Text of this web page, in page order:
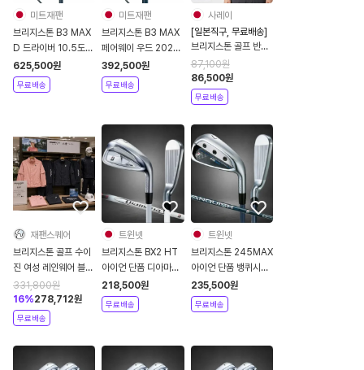
미트재팬
브리지스톤 B3 MAX
D 드라이버 10.5도
2024년
VANQUISH
625,500원
무료배송
미트재팬
브리지스톤 B3 MAX
페어웨이 우드 2024
년 남성용
VANQUISH
392,500원
무료배송
사레이
[일본직구, 무료배송]
브리지스톤 골프 반팔
티 모크넥 남성 반팔
티셔츠 B-01
IGM01A 26SS
87,100원
86,500원
무료배송
재팬스퀘어
브리지스톤 골프 수이
진 여성 레인웨어 블루
종 팬츠 세트 상하의
우비 84G55
331,800원
16%278,712원
무료배송
트윈넷
브리지스톤 BX2 HT
아이언 단품 디아마나
BS50iII 카본샤프트
남성 2025년
218,500원
무료배송
트윈넷
브리지스톤 245MAX
아이언 단품 뱅퀴시
BSi MAX 카본 2024
년
235,500원
무료배송